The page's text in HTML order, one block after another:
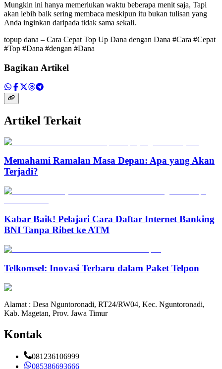
Mungkin ini hanya memerlukan waktu beberapa menit saja, Tapi
akan lebih baik sering membaca meskipun itu bukan tulisan yang
Anda inginkan daripada tidak sama sekali.
topup dana – Cara Cepat Top Up Dana dengan Dana #Cara #Cepat
#Top #Dana #dengan #Dana
Bagikan Artikel
Artikel Terkait
Memahami Ramalan Masa Depan: Apa yang Akan
Terjadi?
Kabar Baik! Pelajari Cara Daftar Internet Banking
BNI Tanpa Ribet ke ATM
Telkomsel: Inovasi Terbaru dalam Paket Telpon
Alamat : Desa Nguntoronadi, RT24/RW04, Kec. Nguntoronadi,
Kab. Magetan, Prov. Jawa Timur
Kontak
081236106999
085386693666